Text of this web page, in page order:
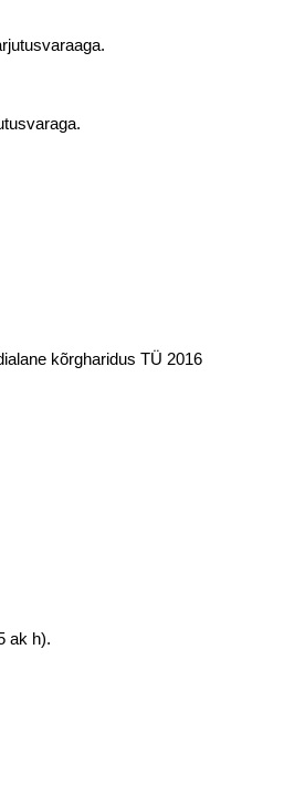
kõrgharidus TÜ 2016
ak h).